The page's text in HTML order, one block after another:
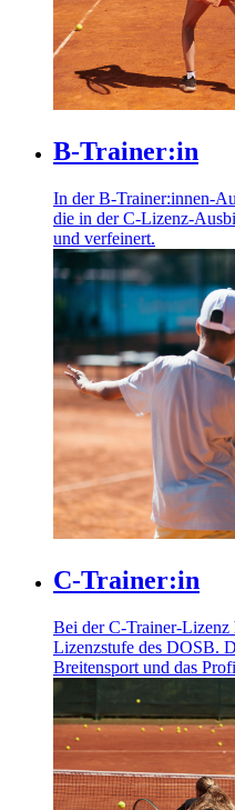
Daten zusammen, die
die sie im Rahmen Ihrer
haben. DieCookie-
den Link im Footer
B-Trainer:in
In der B-Trainer:innen-
die in der C-Lizenz-
und verfeinert.
C-Trainer:in
Bei der C-Trainer-Lizenz
Lizenzstufe des DOSB.
Breitensport und das